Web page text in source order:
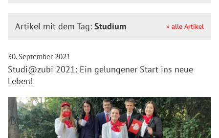
Artikel mit dem Tag: Studium » alle Artikel
30. September 2021
Studi@zubi 2021: Ein gelungener Start ins neue
Leben!